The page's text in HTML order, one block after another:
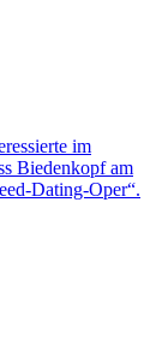
im
Biedenkopf am
Dating-Oper“.